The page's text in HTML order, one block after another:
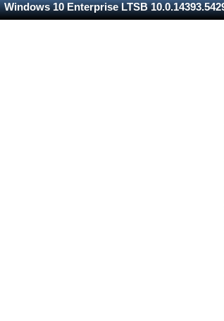
Windows 10 Enterprise LTSB